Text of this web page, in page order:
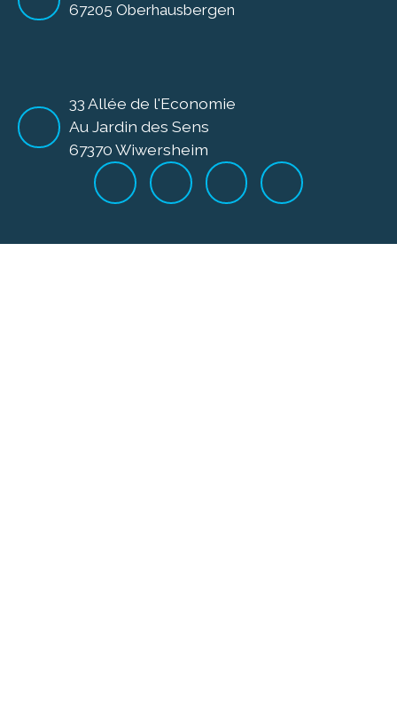
67205 Oberhausbergen
33 Allée de l'Economie
Au Jardin des Sens
67370 Wiwersheim